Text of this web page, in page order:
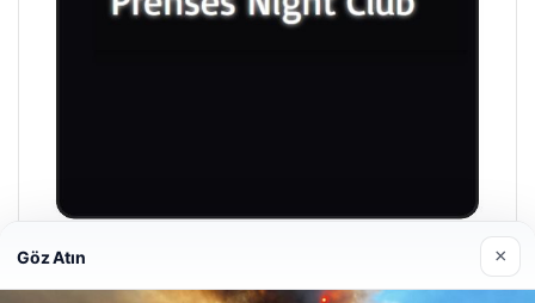
Prenses Night Club
Göz Atın ×